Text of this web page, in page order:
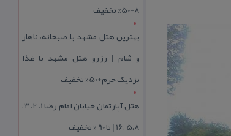
8+50% تخفیف
بهترین هتل مشهد با صبحانه، ناهار
و شام | رزرو هتل مشهد با غذا
نزدیک حرم+50% تخفیف
هتل آپارتمان خیابان امام رضا 1، 2، 3،
5،8 ،16 | تا 90 % تخفیف